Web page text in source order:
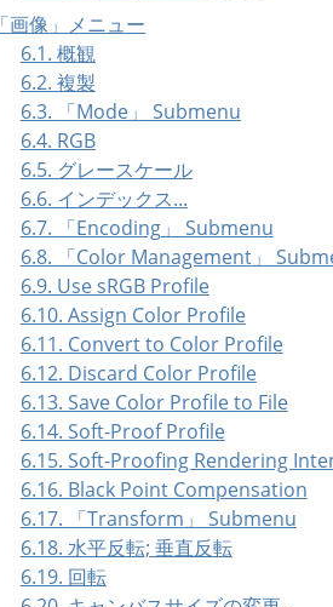
「画像 」 メニュー
6.1. 概観
6.2. 複製
6.3.
「Mode」 Submenu
6.4. RGB
6.5. グレースケール
6.6. インデックス...
6.7.
「Encoding」 Submenu
6.8.
「Color Management」
6.9. Use sRGB Profile
6.10. Assign Color Profile
6.11. Convert to Color Profile
6.12. Discard Color Profile
6.13. Save Color Profile to File
6.14. Soft-Proof Profile
6.15. Soft-Proofing Rendering
6.16. Black Point Compensation
6.17.
「Transform 」 Submenu
6.18. 水平反転; 垂直反転
6.19. 回転